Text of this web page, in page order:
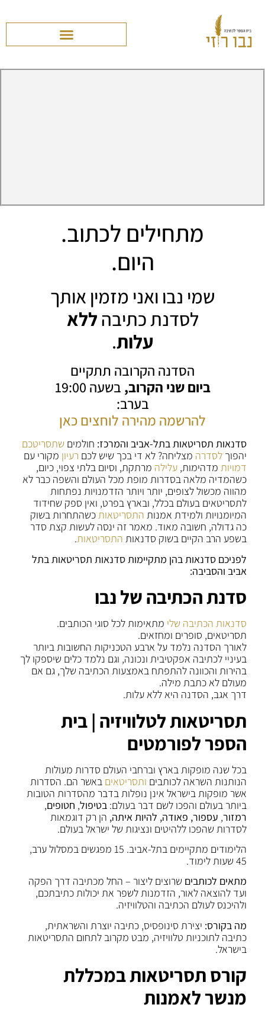
מתחילים לכתוב.
היום.
שמי נבו ואני מזמין אותך
לסדנת כתיבהללא
עלות.
הסדנה הקרובה תתקיים
ביום שני הקרוב,
בשעה 19:00
בערב:
להרשמה מהירה לוחצים כאן
סדנאות תסריטאות בתל-אביב והמרכז: חולמים שתסריטכם
יהפוךלסדרה מצליחה? לא די בכך שיש לכם רעיון מקורי עם
דמויות מדהימות,עלילה מרתקת, וסיום בלתי צפוי, כיום,
כשהמדיה מלאה בסדרות מופת מכל העולם והשפה כבר לא
מהווה מכשול לצופים, יותר ויותר הזדמנויות נפתחות
לתסריטאים בעולם בכלל, ובארץ בפרט, ואין ספק שחידוד
המיומנויות ולמידת אמנות התסריטאותכשהתחרות בשוק
כה גדולה, חשובה מאוד. מאמר זה ינסה לעשות קצת סדר
בשפע הרב הקיים בשוק סדנאות התסריטאות.
לפניכם סדנאות בהן מתקיימות סדנאות תסריטאות בתל
אביב והסביבה:
סדנת הכתיבה של נבו
סדנאות הכתיבה שלי מתאימות לכל סוגי הכותבים.
תסריטאים, סופרים ומחזאים.
לאורך הסדנה נלמד על ארבע הטכניקות החשובות ביותר
בעיניי לכתיבה אפקטיבית ונכונה, וגם נלמד כלים שיספקו לך
בהירות והכוונה להתפתח באמצעות הכתיבה שלך, גם אם
מעולם לא כתבת מילה.
דרך אגב, הסדנה היא ללא עלות.
תסריטאות לטלוויזיה | בית
הספר לפורמטים
בכל שנה מופקות בארץ וברחבי העולם סדרות מעולות
הנותנות השראה לכותבים ותסריטאים באשר הם. הסדרות
אשר מופקות בישראל אינן נופלות בדבר מהסדרות הטובות
ביותר בעולם והפכו לשם דבר בעולם:בטיפול, חטופים,
רמזור, עספור, פאודה, להיות איתה, הן רק דוגמאות
לסדרות שהפכו ללהיטים ונציגות של ישראל בעולם.
הלימודים מתקיימים בתל-אביב. 15 מפגשים במסלול ערב,
45 שעות לימוד.
מתאים לכותבים שרוצים ליצור – החל מכתיבה דרך הפקה
ועד להוצאה לאור, הזדמנות לשפר את יכולות כתיבתכם,
ולהיכנס לעולם הכתיבה והטלוויזיה.
מה בקורס: יצירת סינופסיס, כתיבה יוצרת והשראתית,
כתיבה לתוכניות טלוויזיה, מבט מקרוב לתחום התסריטאות
בישראל.
קורס תסריטאות במכללת
מנשר לאמנות